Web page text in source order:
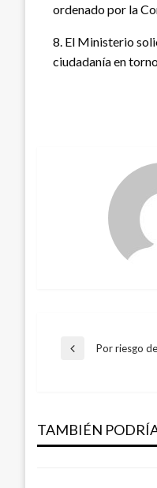
ordenado por la
8. El Ministerio
ciudadanía en
Entrada
Por riesgo
TAMBIÉN
campesinos
Manuel Reyes